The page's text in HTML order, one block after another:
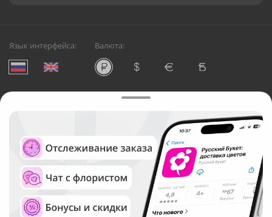
Язык интерфейса: Валюта:
Служба круглосуточной доставки цветов в Москве
Русский Букет, 2026
Общество с ограниченной ответственностью «Технология»
ОГРН: 1195476081745, ИНН: 5410081997
Юридический адрес: г. Новосибирск, ул. Ипподромская,
д.42, оф. 3
Рейтинг Русского букета в г. Москва